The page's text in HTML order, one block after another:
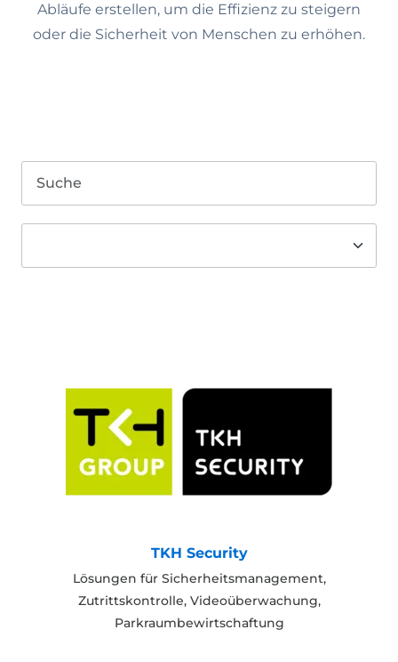
Abläufe erstellen, um die Effizienz zu steigern
oder die Sicherheit von Menschen zu erhöhen.
TKH Security
Lösungen für Sicherheitsmanagement,
Zutrittskontrolle, Videoüberwachung,
Parkraumbewirtschaftung